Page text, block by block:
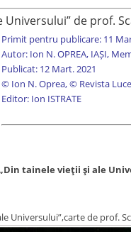
Universului” de prof.
Primit pentru publicare: 11
Autor: Ion N. OPREA, IAȘI,
Publicat: 12 Mart. 2021
© Ion N. Oprea, © Revista
Editor: Ion ISTRATE
tainele vieții și ale
de prof.